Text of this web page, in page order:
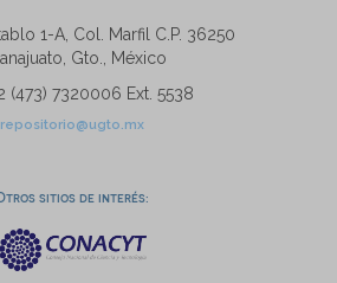
1-A, Col. Marfil C.P. 36250
Gto., México
(473) 7320006 Ext. 5538
repositorio@ugto.mx
sitios de interés: